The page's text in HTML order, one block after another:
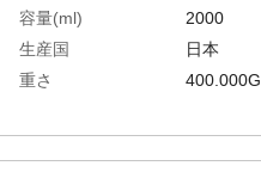
容量(ml)
2000
生産国
日本
重さ
400.000G